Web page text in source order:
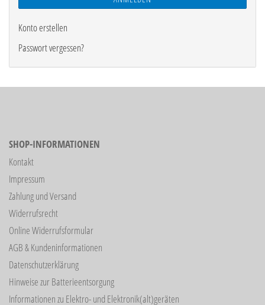
Konto erstellen
Passwort vergessen?
SHOP-INFORMATIONEN
Kontakt
Impressum
Zahlung und Versand
Widerrufsrecht
Online Widerrufsformular
AGB & Kundeninformationen
Datenschutzerklärung
Hinweise zur Batterieentsorgung
Informationen zu Elektro- und Elektronik(alt)geräten